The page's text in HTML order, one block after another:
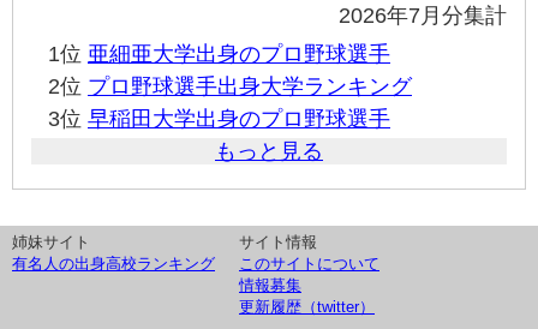
2026年7月分集計
1位 亜細亜大学出身のプロ野球選手
2位 プロ野球選手出身大学ランキング
3位 早稲田大学出身のプロ野球選手
もっと見る
姉妹サイト
有名人の出身高校ランキング
サイト情報
このサイトについて
情報募集
更新履歴（twitter）